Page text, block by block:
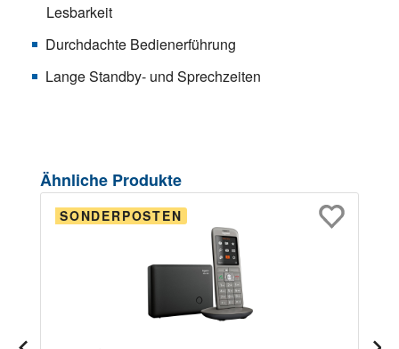
Lesbarkeit
Durchdachte Bedienerführung
Lange Standby- und Sprechzeiten
Produktgalerie überspringen
Ähnliche Produkte
SONDERPOSTEN